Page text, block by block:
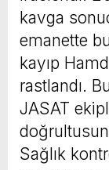
kavga
emanette
kayıp
rastlandı.
JASAT
Sağlık